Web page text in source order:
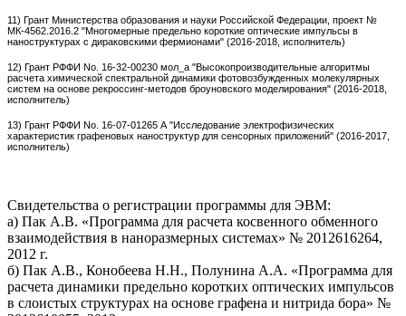
11) Грант Министерства образования и науки Российской Федерации, проект №
МК-4562.2016.2 "Многомерные предельно короткие оптические импульсы в
наноструктурах с дираковскими фермионами" (2016-2018 , исполнитель)
12) Грант РФФИ No. 16-32-00230 мол_а "Высокопроизводительные алгоритмы
расчета химической спектральной динамики фотовозбужденных молекулярных
систем на основе рекроссинг-методов броуновского моделирования" (2016-2018,
исполнитель)
13) Грант РФФИ No. 16-07-01265 А "Исследование электрофизических
характеристик графеновых наноструктур для сенсорных приложений" (2016-2017,
исполнитель)
Свидетельства о регистрации программы для ЭВМ:
а) Пак А.В. «Программа для расчета косвенного обменного
взаимодействия в наноразмерных системах» № 2012616264,
2012 г.
б) Пак А.В., Конобеева Н.Н., Полунина А.А. «Программа для
расчета динамики предельно коротких оптических импульсов
в слоистых структурах на основе графена и нитрида бора» №